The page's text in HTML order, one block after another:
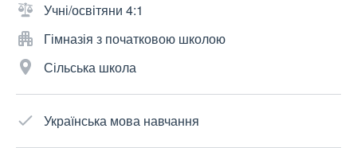
Учні/освітяни 4:1
Гімназія з початковою школою
Сільська школа
Українська мова навчання